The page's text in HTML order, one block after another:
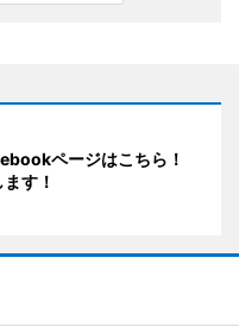
ページはこちら！
す！